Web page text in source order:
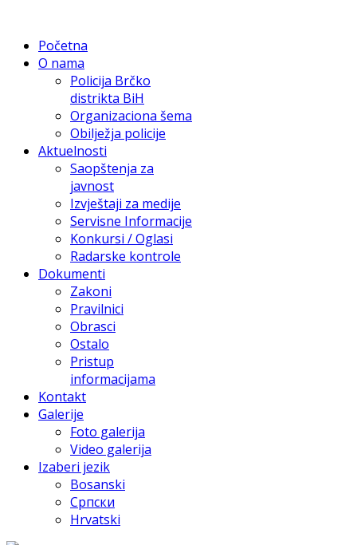
Početna
O nama
Policija Brčko
distrikta BiH
Organizaciona šema
Obilježja policije
Aktuelnosti
Saopštenja za
javnost
Izvještaji za medije
Servisne Informacije
Konkursi / Oglasi
Radarske kontrole
Dokumenti
Zakoni
Pravilnici
Obrasci
Ostalo
Pristup
informacijama
Kontakt
Galerije
Foto galerija
Video galerija
Izaberi jezik
Bosanski
Српски
Hrvatski